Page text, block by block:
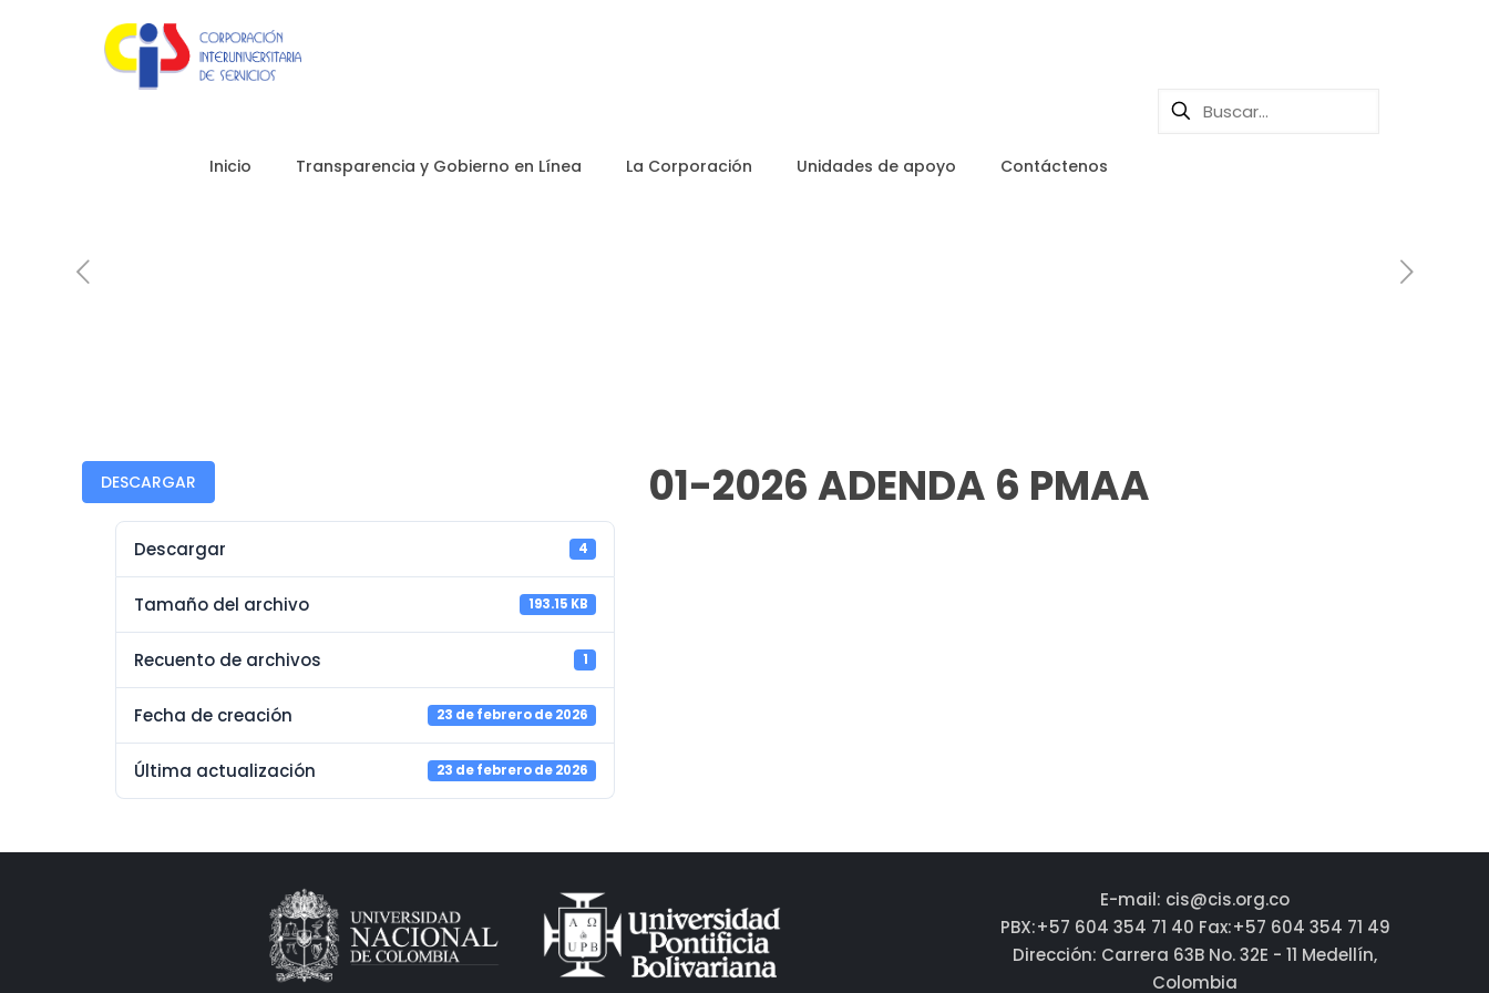
Inicio Transparencia y Gobierno en Línea La Corporación Unidades de apoyo Contáctenos
DESCARGAR
Descargar 4
Tamaño del archivo 193.15 KB
Recuento de archivos 1
Fecha de creación 23 de febrero de 2026
Última actualización 23 de febrero de 2026
01-2026 ADENDA 6 PMAA
E-mail: cis@cis.org.co
PBX:+57 604 354 71 40 Fax:+57 604 354 71 49
Dirección: Carrera 63B No. 32E - 11 Medellín,
Colombia